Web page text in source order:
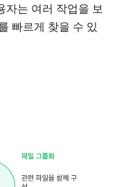
자는 여러 작업을 보
빠르게 찾을 수 있